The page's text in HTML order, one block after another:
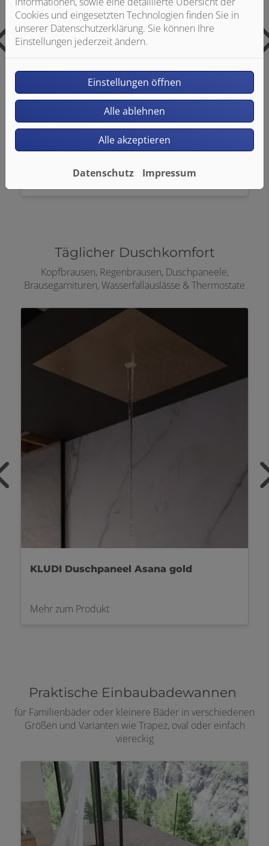
KALDEWEI Aluvia Duschwanne
Mehr zum Produkt
Täglicher Duschkomfort
Kopfbrausen, Regenbrausen, Duschpaneele,
Brausegarnituren, Wasserfallauslässe & Thermostate
KLUDI Duschpaneel Asana Wellness
Praktische Einbaubadewannen
für Familienbäder oder kleinere Bäder in verschiedenen
Größen und Varianten wie Trapez, oval oder einfach
viereckig
Cookies und eingesetzten Technologien finden Sie in
unserer Datenschutzerklärung. Sie können Ihre
Einstellungen jederzeit ändern.
Einstellungen öffnen
Alle ablehnen
Alle akzeptieren
Datenschutz Impressum